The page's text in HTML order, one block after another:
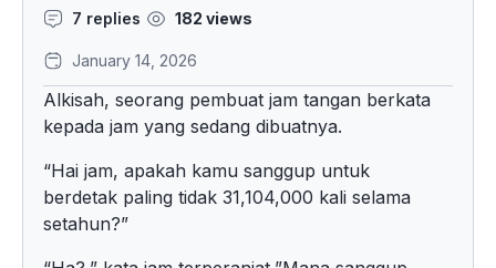
7 replies 182 views
January 14, 2026
Alkisah, seorang pembuat jam tangan berkata
kepada jam yang sedang dibuatnya.
“Hai jam, apakah kamu sanggup untuk
berdetak paling tidak 31,104,000 kali selama
setahun?”